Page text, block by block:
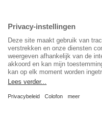
Nederlands
Sociaal Netwerk